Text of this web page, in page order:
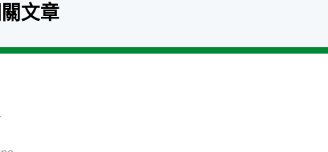
文章